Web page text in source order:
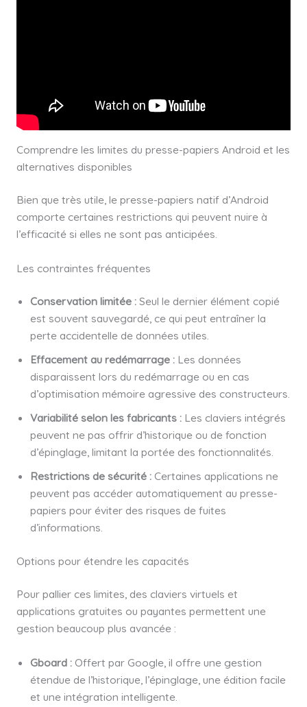
Comprendre les limites du presse-papiers Android et les
alternatives disponibles
Bien que très utile, le presse-papiers natif d’Android
comporte certaines restrictions qui peuvent nuire à
l’efficacité si elles ne sont pas anticipées.
Les contraintes fréquentes
Conservation limitée :Seul le dernier élément copié
est souvent sauvegardé, ce qui peut entraîner la
perte accidentelle de données utiles.
Effacement au redémarrage :Les données
disparaissent lors du redémarrage ou en cas
d’optimisation mémoire agressive des constructeurs.
Variabilité selon les fabricants :Les claviers intégrés
peuvent ne pas offrir d’historique ou de fonction
d’épinglage, limitant la portée des fonctionnalités.
Restrictions de sécurité :Certaines applications ne
peuvent pas accéder automatiquement au presse-
papiers pour éviter des risques de fuites
d’informations.
Options pour étendre les capacités
Pour pallier ces limites, des claviers virtuels et
applications gratuites ou payantes permettent une
gestion beaucoup plus avancée :
Gboard :Offert par Google, il offre une gestion
étendue de l’historique, l’épinglage, une édition facile
et une intégration intelligente.